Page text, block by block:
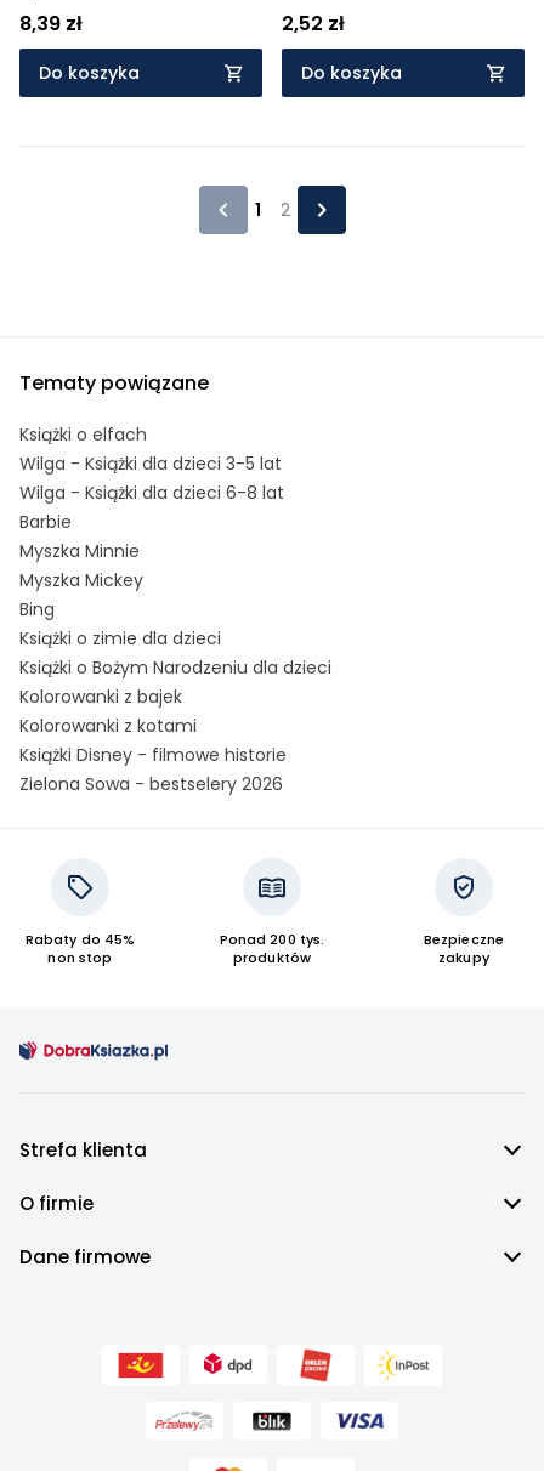
8,39 zł
Do koszyka
2,52 zł
Do koszyka
1 2
Tematy powiązane
Książki o elfach
Wilga - Książki dla dzieci 3-5 lat
Wilga - Książki dla dzieci 6-8 lat
Barbie
Myszka Minnie
Myszka Mickey
Bing
Książki o zimie dla dzieci
Książki o Bożym Narodzeniu dla dzieci
Kolorowanki z bajek
Kolorowanki z kotami
Książki Disney - filmowe historie
Zielona Sowa - bestselery 2026
Rabaty do 45%
non stop
Ponad 200 tys.
produktów
Bezpieczne
zakupy
Strefa klienta
O firmie
Dane firmowe